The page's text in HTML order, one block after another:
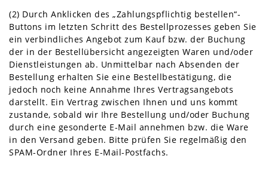
(2) Durch Anklicken des „Zahlungspflichtig bestellen“-
Buttons im letzten Schritt des Bestellprozesses geben Sie
ein verbindliches Angebot zum Kauf bzw. der Buchung
der in der Bestellübersicht angezeigten Waren und/oder
Dienstleistungen ab. Unmittelbar nach Absenden der
Bestellung erhalten Sie eine Bestellbestätigung, die
jedoch noch keine Annahme Ihres Vertragsangebots
darstellt. Ein Vertrag zwischen Ihnen und uns kommt
zustande, sobald wir Ihre Bestellung und/oder Buchung
durch eine gesonderte E-Mail annehmen bzw. die Ware
in den Versand geben. Bitte prüfen Sie regelmäßig den
SPAM-Ordner Ihres E-Mail-Postfachs.